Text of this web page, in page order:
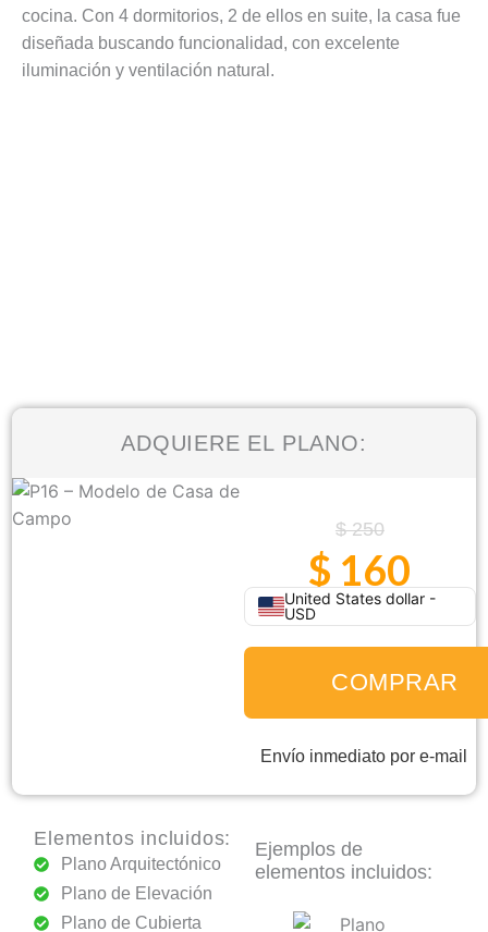
cocina. Con 4 dormitorios, 2 de ellos en suite, la casa fue
diseñada buscando funcionalidad, con excelente
iluminación y ventilación natural.
ADQUIERE EL PLANO:
$250
El
precio
original
era:
$ 160
El
precio
actual
es:
United States dollar -
USD
P16
-
de
de
COMPRAR
Envío inmediato por e-mail
Elementos incluidos:
Plano Arquitectónico
Plano de Elevación
Plano de Cubierta
Ejemplos de
elementos incluidos: